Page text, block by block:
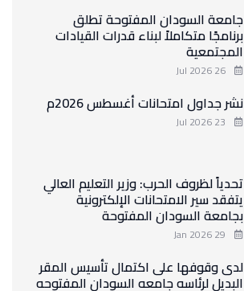
جامعة السودان المفتوحة تطلق
برنامجًا متكاملاً لبناء قدرات القيادات
المجتمعية
نشر جداول امتحانات أغسطس 2026م
تحدياً لظروف الحرب: وزير التعليم العالي
يتفقد سير الامتحانات الإلكترونية
بجامعة السودان المفتوحة
لدى وقوفها على اكتمال تأسيس المقر
البديل لرئاسه جامعه السودان المفتوحه